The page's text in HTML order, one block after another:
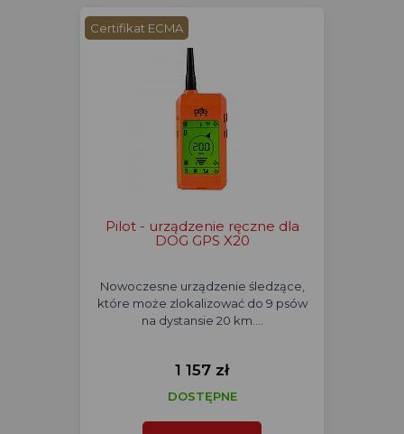
Certifikat ECMA
Pilot - urządzenie ręczne dla
DOG GPS X20
Nowoczesne urządzenie śledzące,
które może zlokalizować do 9 psów
na dystansie 20 km.…
1 157 zł
DOSTĘPNE